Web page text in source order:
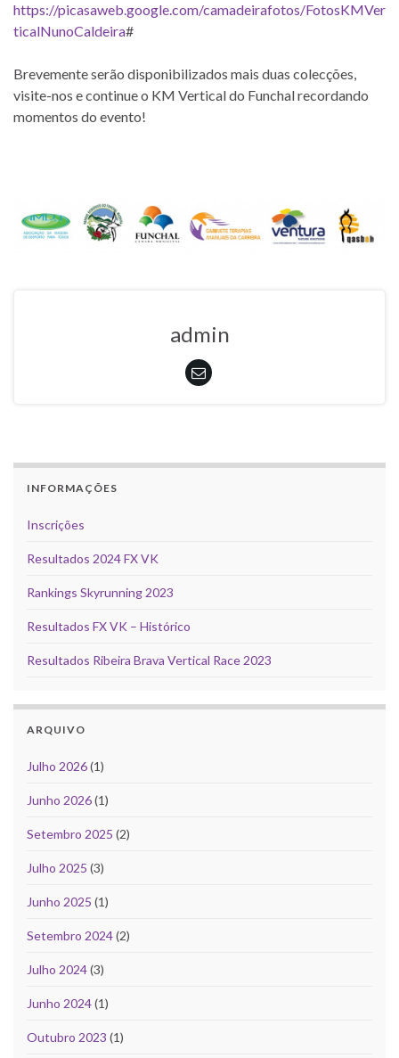
https://picasaweb.google.com/camadeirafotos/FotosKMVer
ticalNunoCaldeira#
Brevemente serão disponibilizados mais duas colecções,
visite-nos e continue o KM Vertical do Funchal recordando
momentos do evento!
admin
INFORMAÇÕES
Inscrições
Resultados 2024 FX VK
Rankings Skyrunning 2023
Resultados FX VK – Histórico
Resultados Ribeira Brava Vertical Race 2023
ARQUIVO
Julho 2026(1)
Junho 2026(1)
Setembro 2025 (2)
Julho 2025 (3)
Junho 2025 (1)
Setembro 2024(2)
Julho 2024(3)
Junho 2024(1)
Outubro 2023 (1)